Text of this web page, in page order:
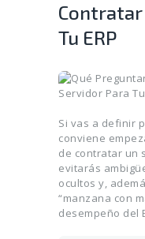
Contratar
Tu ERP
Si vas a definir
conviene
de contratar un
evitarás
ocultos y,
“manzana con
desempeño del